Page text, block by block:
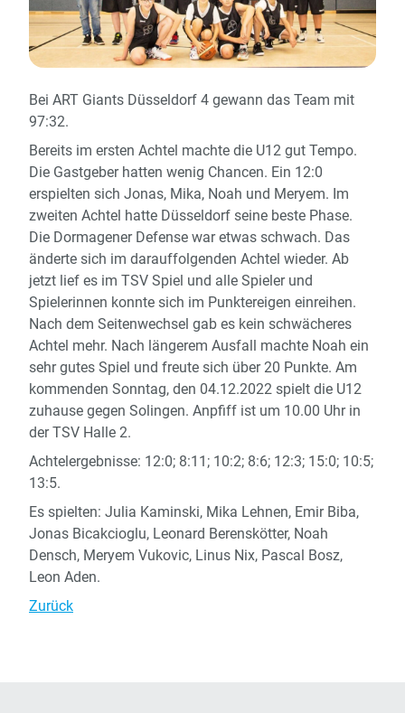
Bei ART Giants Düsseldorf 4 gewann das Team mit
97:32.
Bereits im ersten Achtel machte die U12 gut Tempo.
Die Gastgeber hatten wenig Chancen. Ein 12:0
erspielten sich Jonas, Mika, Noah und Meryem. Im
zweiten Achtel hatte Düsseldorf seine beste Phase.
Die Dormagener Defense war etwas schwach. Das
änderte sich im darauffolgenden Achtel wieder. Ab
jetzt lief es im TSV Spiel und alle Spieler und
Spielerinnen konnte sich im Punktereigen einreihen.
Nach dem Seitenwechsel gab es kein schwächeres
Achtel mehr. Nach längerem Ausfall machte Noah ein
sehr gutes Spiel und freute sich über 20 Punkte. Am
kommenden Sonntag, den 04.12.2022 spielt die U12
zuhause gegen Solingen. Anpfiff ist um 10.00 Uhr in
der TSV Halle 2.
Achtelergebnisse: 12:0; 8:11; 10:2; 8:6; 12:3; 15:0; 10:5;
13:5.
Es spielten: Julia Kaminski, Mika Lehnen, Emir Biba,
Jonas Bicakcioglu, Leonard Berenskötter, Noah
Densch, Meryem Vukovic, Linus Nix, Pascal Bosz,
Leon Aden.
Zurück